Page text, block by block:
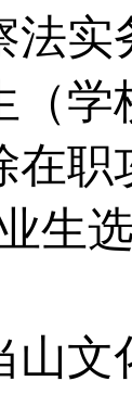
法
（
在
生
化